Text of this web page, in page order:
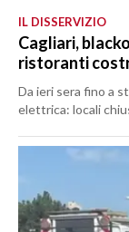
IL DISSERVIZIO
Cagliari,
ristoranti
Da ieri sera fino a
elettrica: locali